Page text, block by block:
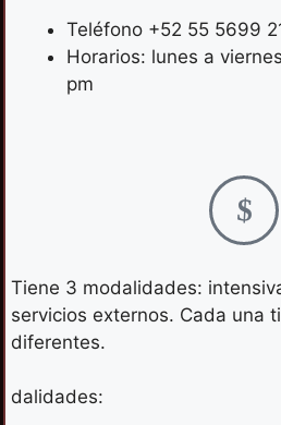
Teléfono +52 55 5699
Horarios: lunes a
pm
Tiene 3 modalidades:
servicios externos. Cada una
diferentes.
dalidades: